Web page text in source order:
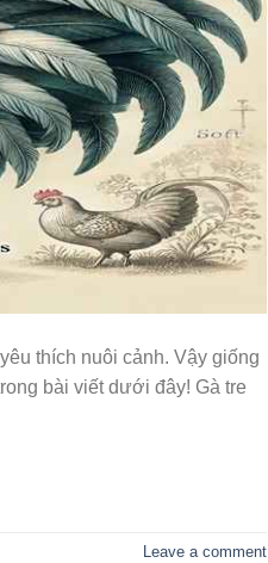
thích nuôi cảnh. Vậy giống
bài viết dưới đây! Gà tre
Leave a comment